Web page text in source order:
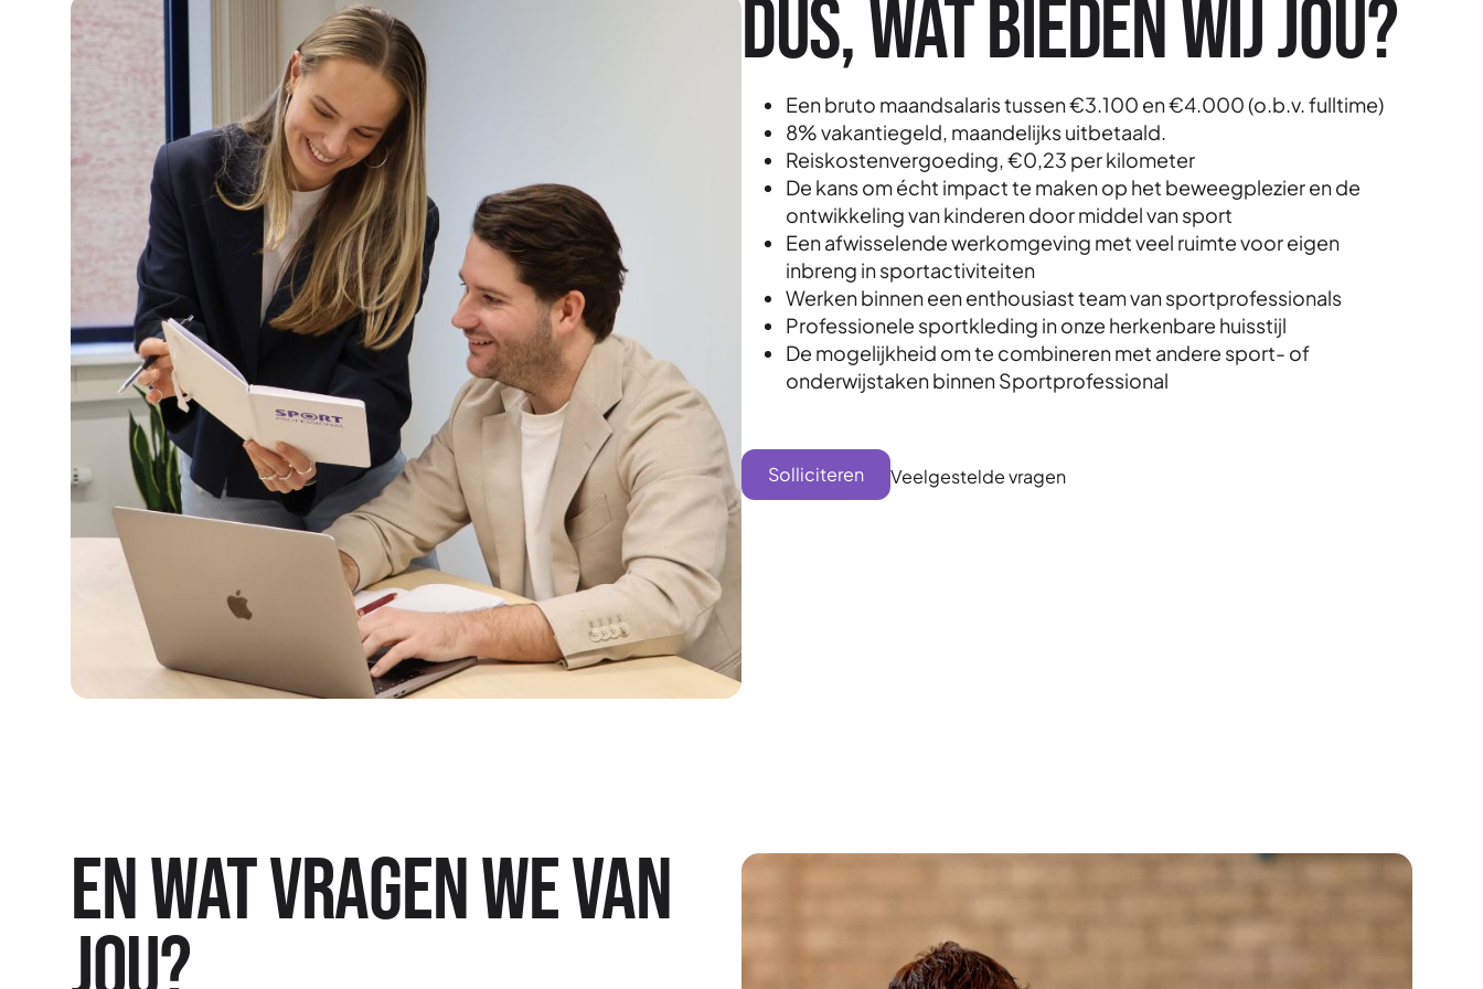
Dus, wat bieden wij jou?
Een bruto maandsalaris tussen €3.100 en €4.000 (o.b.v. fulltime)
8% vakantiegeld, maandelijks uitbetaald.
Reiskostenvergoeding, €0,23 per kilometer
De kans om écht impact te maken op het beweegplezier en de
ontwikkeling van kinderen door middel van sport
Een afwisselende werkomgeving met veel ruimte voor eigen
inbreng in sportactiviteiten
Werken binnen een enthousiast team van sportprofessionals
Professionele sportkleding in onze herkenbare huisstijl
De mogelijkheid om te combineren met andere sport- of
onderwijstaken binnen Sportprofessional
Solliciteren Veelgestelde vragen
En wat vragen we van